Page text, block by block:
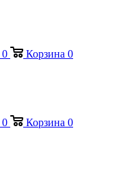
0 Корзина 0
0 Корзина 0